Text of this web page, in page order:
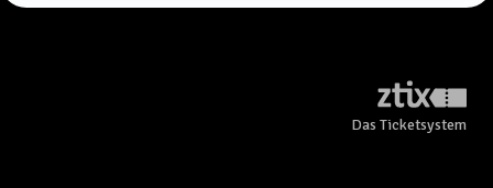
Das Ticketsystem